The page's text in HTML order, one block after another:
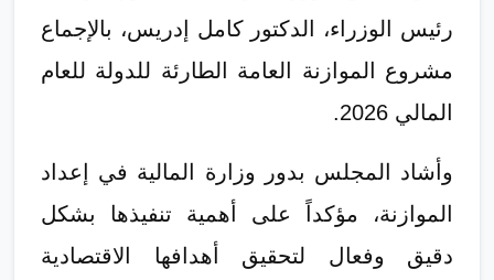
رئيس الوزراء، الدكتور كامل إدريس، بالإجماع
مشروع الموازنة العامة الطارئة للدولة للعام
المالي 2026.
وأشاد المجلس بدور وزارة المالية في إعداد
الموازنة، مؤكداً على أهمية تنفيذها بشكل
دقيق وفعال لتحقيق أهدافها الاقتصادية